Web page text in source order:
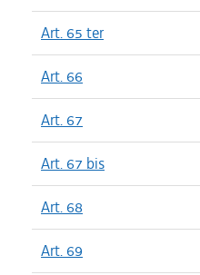
Art. 65 ter
Art. 66
Art. 67
Art. 67 bis
Art. 68
Art. 69